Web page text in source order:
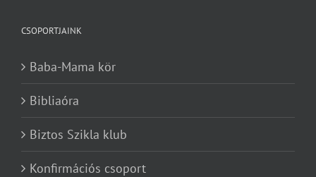
CSOPORTJAINK
Baba-Mama kör
Bibliaóra
Biztos Szikla klub
Konfirmációs csoport